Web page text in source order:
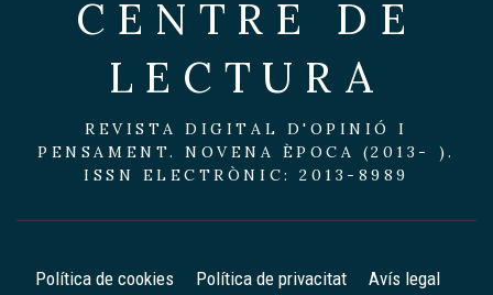
CENTRE DE
LECTURA
REVISTA DIGITAL D'OPINIÓ I
PENSAMENT. NOVENA ÈPOCA (2013- ).
ISSN ELECTRÒNIC: 2013-8989
Política de cookies Política de privacitat Avís legal